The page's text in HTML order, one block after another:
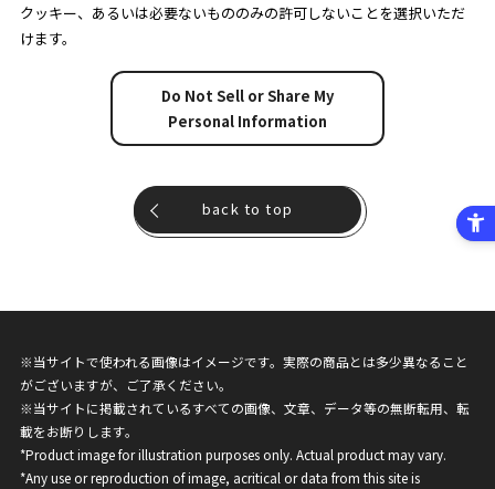
クッキー、あるいは必要ないもののみの許可しないことを選択いただ
けます。
Do Not Sell or Share My
Personal Information
back to top
※当サイトで使われる画像はイメージです。実際の商品とは多少異なること
がございますが、ご了承ください。
※当サイトに掲載されているすべての画像、文章、データ等の無断転用、転
載をお断りします。
*Product image for illustration purposes only. Actual product may vary.
*Any use or reproduction of image, acritical or data from this site is